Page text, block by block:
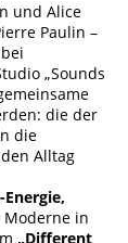
und Alice
Paulin –
„Sounds
die der
die
Alltag
in
„Different